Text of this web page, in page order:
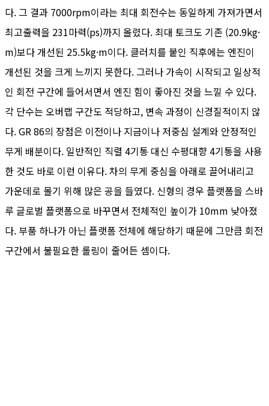
다. 그 결과 7000rpm이라는 최대 회전수는 동일하게 가져가면서
최고출력을 231마력(ps)까지 올렸다. 최대 토크도 기존 (20.9kg·
m)보다 개선된 25.5kg·m이다. 클러치를 붙인 직후에는 엔진이
개선된 것을 크게 느끼지 못한다. 그러나 가속이 시작되고 일상적
인 회전 구간에 들어서면서 엔진 힘이 좋아진 것을 느낄 수 있다.
각 단수는 오버랩 구간도 적당하고, 변속 과정이 신경질적이지 않
다. GR 86의 장점은 이전이나 지금이나 저중심 설계와 안정적인
무게 배분이다. 일반적인 직렬 4기통 대신 수평대향 4기통을 사용
한 것도 바로 이런 이유다. 차의 무게 중심을 아래로 끌어내리고
가운데로 몰기 위해 많은 공을 들였다. 신형의 경우 플랫폼을 스바
루 글로벌 플랫폼으로 바꾸면서 전체적인 높이가 10mm 낮아졌
다. 부품 하나가 아닌 플랫폼 전체에 해당하기 때문에 그만큼 회전
구간에서 불필요한 롤링이 줄어든 셈이다.